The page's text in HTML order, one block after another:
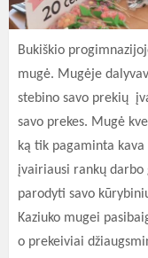
Bukiškio
mugė. Mugėje
stebino savo prekių
savo prekes. Mugė
ką tik pagaminta
įvairiausi rankų
parodyti savo
Kaziuko mugei
o prekeiviai